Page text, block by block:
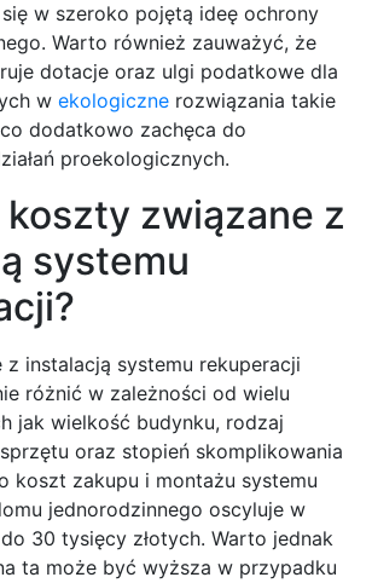
w szeroko pojętą ideę ochrony
Warto również zauważyć, że
dotacje oraz ulgi podatkowe dla
w ekologiczne rozwiązania takie
dodatkowo zachęca do
proekologicznych.
związane z
systemu
z instalacją systemu rekuperacji
różnić w zależności od wielu
jak wielkość budynku, rodzaj
oraz stopień skomplikowania
koszt zakupu i montażu systemu
jednorodzinnego oscyluje w
30 tysięcy złotych. Warto jednak
ta może być wyższa w przypadku